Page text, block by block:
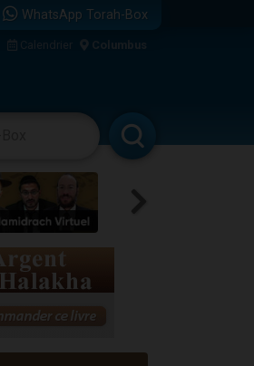
WhatsApp Torah-Box
Calendrier Columbus